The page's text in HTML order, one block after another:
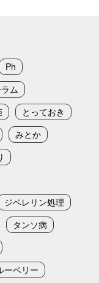
Ph
ム
とっておき
みとか
ジベレリン処理
タンソ病
ーベリー